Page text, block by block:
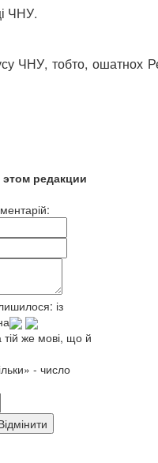
ЧНУ.
ЧНУ, тобто, ошатнох
редакции
із
тій же мові, що й
- число